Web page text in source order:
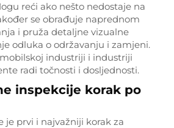
reći ako nešto nedostaje na
se obrađuje naprednom
i pruža detaljne vizualne
odluka o održavanju i zamjeni.
industriji i industriji
radi točnosti i dosljednosti.
inspekcije korak po
je prvi i najvažniji korak za